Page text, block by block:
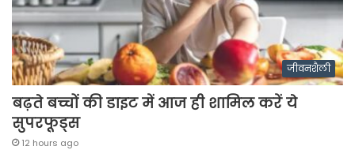
जीवनशैली
बढ़ते बच्चों की डाइट में आज ही शामिल करें ये
सुपरफूड्स
12 hours ago